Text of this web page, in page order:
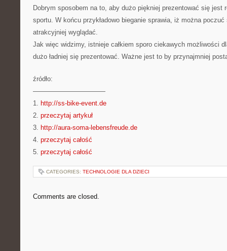
Dobrym sposobem na to, aby dużo piękniej prezentować się jest
sportu. W końcu przykładowo bieganie sprawia, iż można
atrakcyjniej wyglądać.
Jak więc widzimy, istnieje całkiem sporo ciekawych możliwości
dużo ładniej się prezentować. Ważne jest to by przynajmniej
źródło:
———————————
1. http://ss-bike-event.de
2. przeczytaj artykuł
3. http://aura-soma-lebensfreude.de
4. przeczytaj całość
5. przeczytaj całość
CATEGORIES: TECHNOLOGIE DLA DZIECI
Comments are closed.